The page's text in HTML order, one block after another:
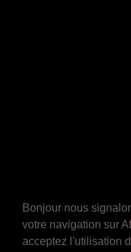
Bonjour nous
votre navigation sur
acceptez l'utilisation